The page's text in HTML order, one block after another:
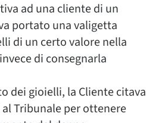
ad una cliente di un
portato una valigetta
di un certo valore nella
di consegnarla
dei gioielli, la Cliente citava
al Tribunale per ottenere